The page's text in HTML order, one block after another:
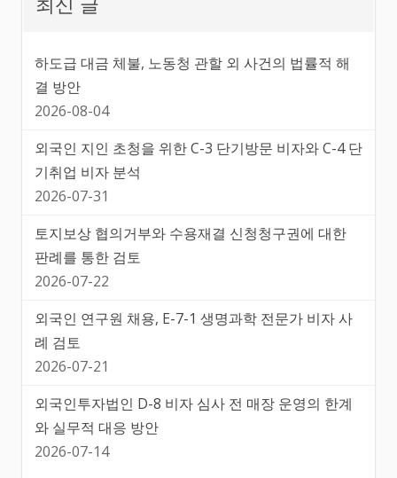
하도급 대금 체불, 노동청 관할 외 사건의 법률적 해
결 방안
2026-08-04
외국인 지인 초청을 위한 C-3 단기방문 비자와 C-4 단
기취업 비자 분석
2026-07-31
토지보상 협의거부와 수용재결 신청청구권에 대한
판례를 통한 검토
2026-07-22
외국인 연구원 채용, E-7-1 생명과학 전문가 비자 사
례 검토
2026-07-21
외국인투자법인 D-8 비자 심사 전 매장 운영의 한계
와 실무적 대응 방안
2026-07-14